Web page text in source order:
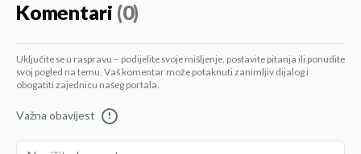
Komentari (0)
Uključite se u raspravu – podijelite svoje mišljenje, postavite pitanja ili ponudite
svoj pogled na temu. Vaš komentar može potaknuti zanimljiv dijalog i
obogatiti zajednicu našeg portala.
Važna obavijest !